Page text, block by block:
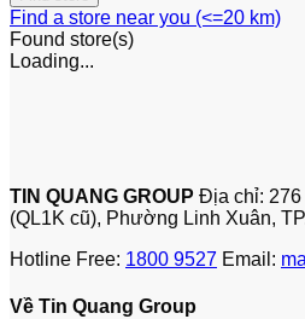
Find a store near you (<=20 km)
Found store(s)
Loading...
TIN QUANG GROUP Địa chỉ:
(QL1K cũ), Phường Linh Xuân,
Hotline Free: 1800 9527 Email:
Về Tin Quang Group